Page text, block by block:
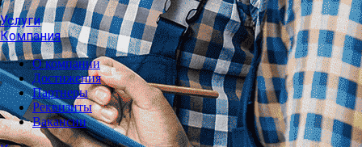
Услуги
Компания
О компании
Достижения
Партнеры
Реквизиты
Вакансии